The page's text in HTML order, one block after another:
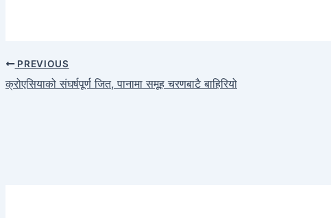
PREVIOUS
क्रोएसियाको संघर्षपूर्ण जित, पानामा समूह चरणबाटै बाहिरियो